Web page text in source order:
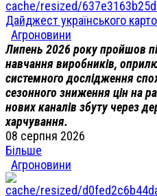
Дайджест українського
Агроновини
Липень 2026 року пройшов
навчання виробників,
системного дослідження
сезонного зниження цін на
нових каналів збуту через
харчування.
08 серпня 2026
Більше
Агроновини